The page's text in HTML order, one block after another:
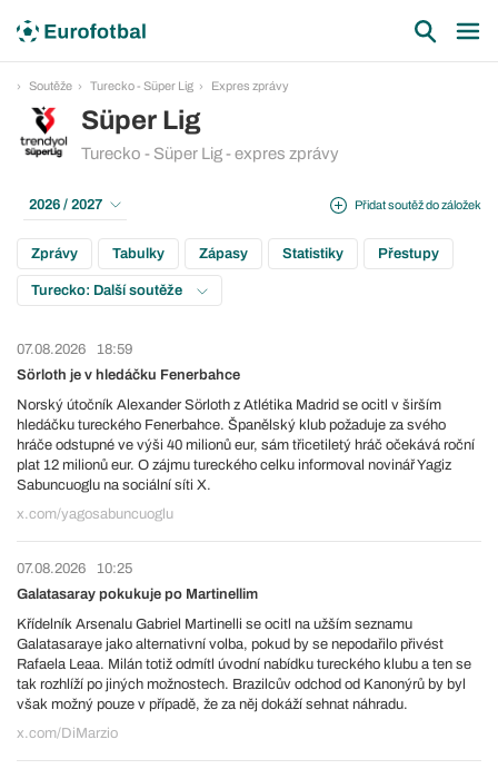
Soutěže Turecko - Süper Lig Expres zprávy
Süper Lig
Turecko - Süper Lig - expres zprávy
Přidat soutěž do záložek
2026 / 2027
Zprávy Tabulky Zápasy Statistiky Přestupy
Turecko: Další soutěže
07.08.2026
18:59
Sörloth je v hledáčku Fenerbahce
Norský útočník Alexander Sörloth z Atlétika Madrid se ocitl v širším
hledáčku tureckého Fenerbahce. Španělský klub požaduje za svého
hráče odstupné ve výši 40 milionů eur, sám třicetiletý hráč očekává roční
plat 12 milionů eur. O zájmu tureckého celku informoval novinář Yagiz
Sabuncuoglu na sociální síti X.
x.com/yagosabuncuoglu
07.08.2026
10:25
Galatasaray pokukuje po Martinellim
Křídelník Arsenalu Gabriel Martinelli se ocitl na užším seznamu
Galatasaraye jako alternativní volba, pokud by se nepodařilo přivést
Rafaela Leaa. Milán totiž odmítl úvodní nabídku tureckého klubu a ten se
tak rozhlíží po jiných možnostech. Brazilcův odchod od Kanonýrů by byl
však možný pouze v případě, že za něj dokáží sehnat náhradu.
x.com/DiMarzio